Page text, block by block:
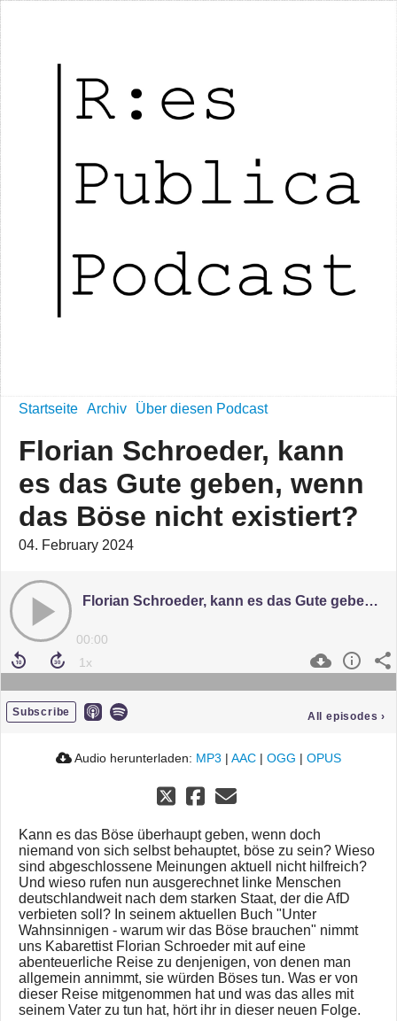
Startseite Archiv Über diesen Podcast
Florian Schroeder, kann
es das Gute geben, wenn
das Böse nicht existiert?
04. February 2024
Florian Schroeder, kann es das Gute geben, wenn das Böse nicht existiert?
00:00
Subscribe All episodes ›
Audio herunterladen: MP3 | AAC | OGG | OPUS
Kann es das Böse überhaupt geben, wenn doch
niemand von sich selbst behauptet, böse zu sein? Wieso
sind abgeschlossene Meinungen aktuell nicht hilfreich?
Und wieso rufen nun ausgerechnet linke Menschen
deutschlandweit nach dem starken Staat, der die AfD
verbieten soll? In seinem aktuellen Buch "Unter
Wahnsinnigen - warum wir das Böse brauchen" nimmt
uns Kabarettist Florian Schroeder mit auf eine
abenteuerliche Reise zu denjenigen, von denen man
allgemein annimmt, sie würden Böses tun. Was er von
dieser Reise mitgenommen hat und was das alles mit
seinem Vater zu tun hat, hört ihr in dieser neuen Folge.